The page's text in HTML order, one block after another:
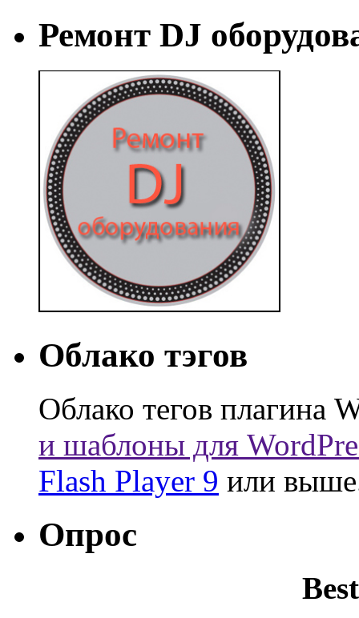
Ремонт DJ
Облако тэгов
Облако тегов плагина
и шаблоны для
Flash Player 9 или
Опрос